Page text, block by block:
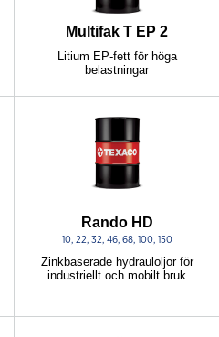
Multifak T EP 2
Litium EP-fett för höga
belastningar
Rando HD
10, 22, 32, 46, 68, 100, 150
Zinkbaserade hydrauloljor för
industriellt och mobilt bruk